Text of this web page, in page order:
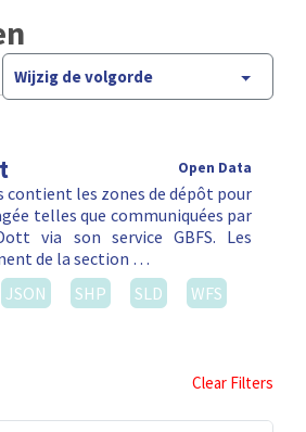
Wijzig de volgorde
Open Data
contient les zones de dépôt pour
telles que communiquées par
via son service GBFS. Les
de la section …
JSON SHP SLD
WFS
Clear Filters